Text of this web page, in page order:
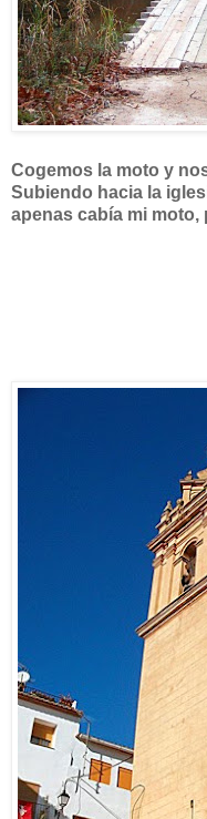
Cogemos la moto y
Subiendo hacia la
apenas cabía mi